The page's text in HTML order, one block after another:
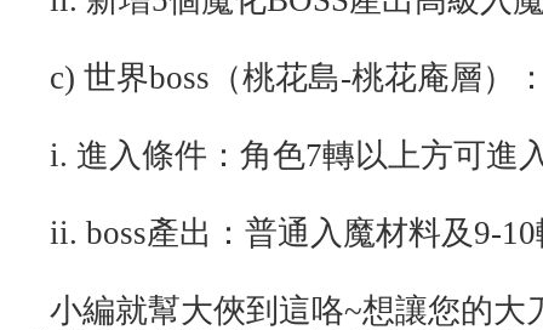
c) 世界boss（桃花島-桃花庵層）
i. 進入條件：角色7轉以上方可進
ii. boss產出：普通入魔材料及9-
小編就幫大俠到這咯~想讓您的大